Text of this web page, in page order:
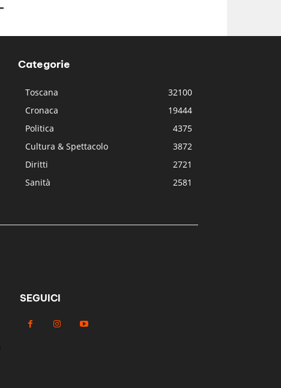
Categorie
Toscana
32100
Cronaca
19444
Politica
4375
Cultura & Spettacolo
3872
Diritti
2721
Sanità
2581
SEGUICI